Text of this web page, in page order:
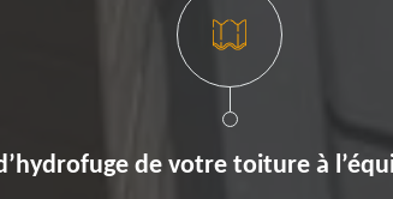
de votre toiture à